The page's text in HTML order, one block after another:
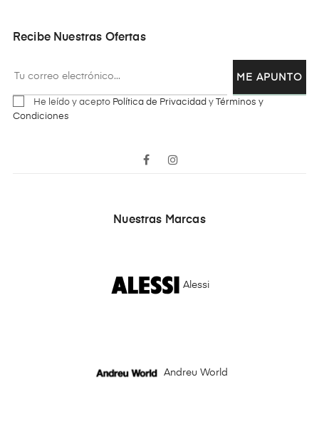
Recibe Nuestras Ofertas
ME APUNTO
He leído y acepto Política de Privacidad y Términos y
Condiciones
Facebook
Nuestras Marcas
Alessi
Andreu World